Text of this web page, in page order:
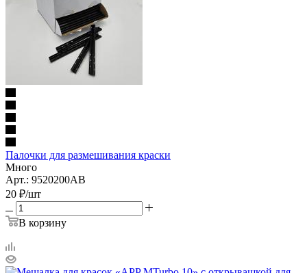
Палочки для размешивания краски
Много
Арт.: 9520200AB
20 ₽/шт
В корзину